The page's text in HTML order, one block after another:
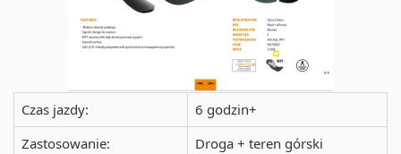
Czas jazdy:
6 godzin+
Zastosowanie:
Droga + teren górski